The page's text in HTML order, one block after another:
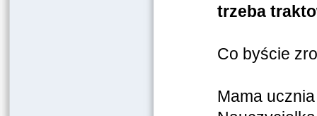
trzeba
Co byście
Mama